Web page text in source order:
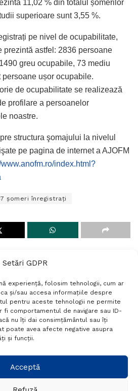
Setări GDPR
experiență, folosim tehnologii, cum ar
și/sau accesa informațiile despre
pentru aceste tehnologii ne permite
fi comportamentul de navigare sau ID-
nu îți dai consimțământul sau îți
poate avea afecte negative asupra
și funcții.
Acceptă
11,02 % din totalul șomerilor
superioare sunt 3,55 %.
pe nivel de ocupabilitate,
prezintă astfel: 2836 persoane
greu ocupabile, 73 mediu
ușor ocupabile.
de ocupabilitate se realizează
profilare a persoanelor
noastre.
structura şomajului la nivelul
pe pagina de internet a AJOFM
www.anofm.ro/index.html?
șomeri înregistrați
Politică de confidențialitate
Setări GDPR
+40 788 760 194